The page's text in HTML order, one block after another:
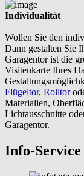
Individualität
Wollen Sie den
Dann gestalten Sie
Garagentor ist die
Visitenkarte Ihres
Flügeltor, Rolltor
Materialien,
Lichtausschnitte
Garagentor.
Info-Service